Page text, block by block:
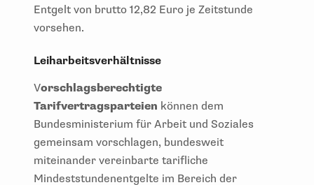
Entgelt von brutto 12,82 Euro je Zeitstunde
vorsehen.
Leiharbeitsverhältnisse
Vorschlagsberechtigte
Tarifvertragsparteien können dem
Bundesministerium für Arbeit und Soziales
gemeinsam vorschlagen, bundesweit
miteinander vereinbarte tarifliche
Mindeststundenentgelte im Bereich der